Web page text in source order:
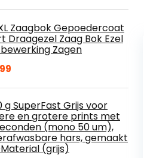
Zaagbok Gepoedercoat
Draagezel Zaag Bok Ezel
Zagen
g SuperFast Grijs voor
en grotere prints met
(mono 50 um),
hars, gemaakt
(grijs)